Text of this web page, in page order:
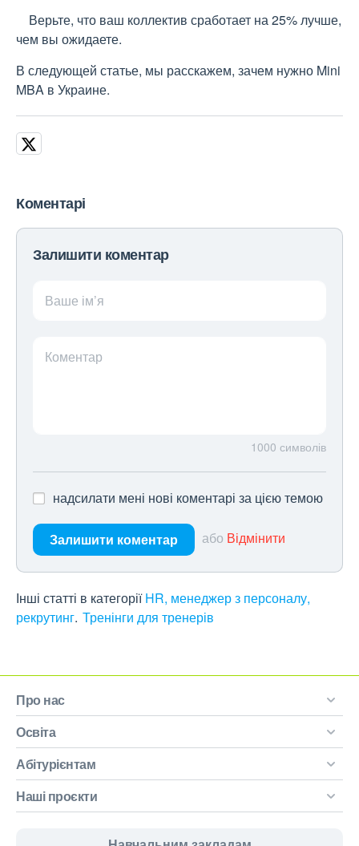
Верьте, что ваш коллектив сработает на 25% лучше,
чем вы ожидаете.
В следующей статье, мы расскажем, зачем нужно Mini
MBA в Украине.
Коментарі
Залишити коментар
Ваше ім’я
Коментар
1000 символів
надсилати мені нові коментарі за цією темою
Залишити коментар або Відмінити
Інші статті в категорії HR, менеджер з персоналу,
рекрутинг Тренінги для тренерів
Про нас
Освіта
Абітурієнтам
Наші проєкти